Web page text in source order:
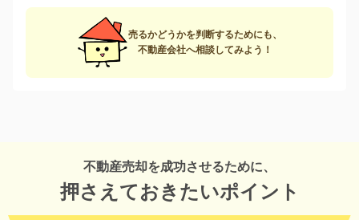
売るかどうかを判断するためにも、
不動産会社へ相談してみよう！
不動産売却を成功させるために、
押さえておきたいポイント